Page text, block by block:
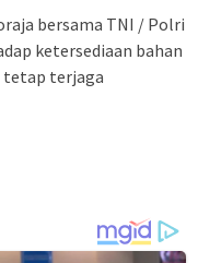
bersama TNI / Polri
ketersediaan bahan
tetap terjaga